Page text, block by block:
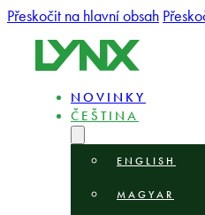
Přeskočit na hlavní obsah
NOVINKY
ČEŠTINA
ENGLISH
MAGYAR